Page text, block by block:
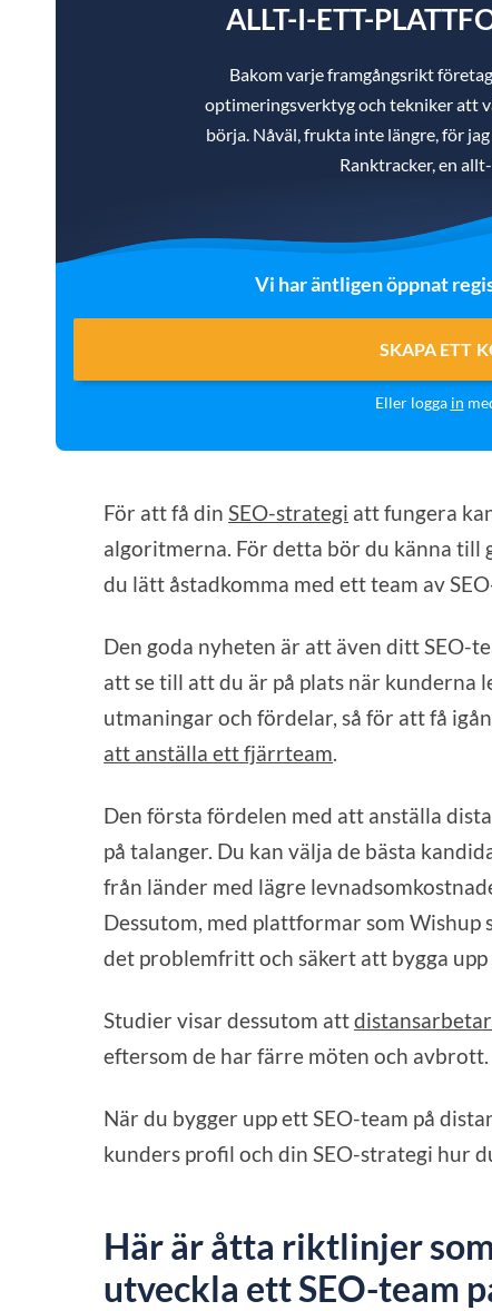
ALLT-I-ETT-
Bakom varje framgångsrikt
optimeringsverktyg och tekniker att
börja. Nåväl, frukta inte längre, för
Ranktracker, en
Vi har äntligen öppnat
SKAPA ETT
Eller logga in
För att få dinSEO-strategi att fungera
algoritmerna. För detta bör du känna till
du lätt åstadkomma med ett team av
Den goda nyheten är att även ditt SEO-
att se till att du är på plats när
utmaningar och fördelar, så för att få
att anställa ett fjärrteam.
Den första fördelen med att anställa
på talanger. Du kan välja de bästa
från länder med lägre
Dessutom, med plattformar som
det problemfritt och säkert att bygga upp
Studier visar dessutom att
eftersom de har färre möten och avbrott.
När du bygger upp ett SEO-team på
kunders profil och din SEO-strategi hur
Här är åtta riktlinjer
utveckla ett SEO-team